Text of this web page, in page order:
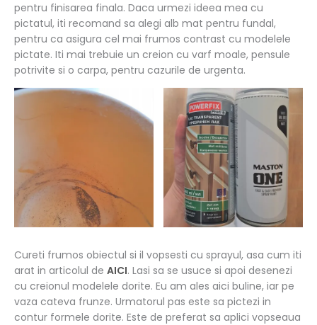
pentru finisarea finala. Daca urmezi ideea mea cu
pictatul, iti recomand sa alegi alb mat pentru fundal,
pentru ca asigura cel mai frumos contrast cu modelele
pictate. Iti mai trebuie un creion cu varf moale, pensule
potrivite si o carpa, pentru cazurile de urgenta.
Cureti frumos obiectul si il vopsesti cu sprayul, asa cum iti
arat in articolul de AICI. Lasi sa se usuce si apoi desenezi
cu creionul modelele dorite. Eu am ales aici buline, iar pe
vaza cateva frunze. Urmatorul pas este sa pictezi in
contur formele dorite. Este de preferat sa aplici vopseaua